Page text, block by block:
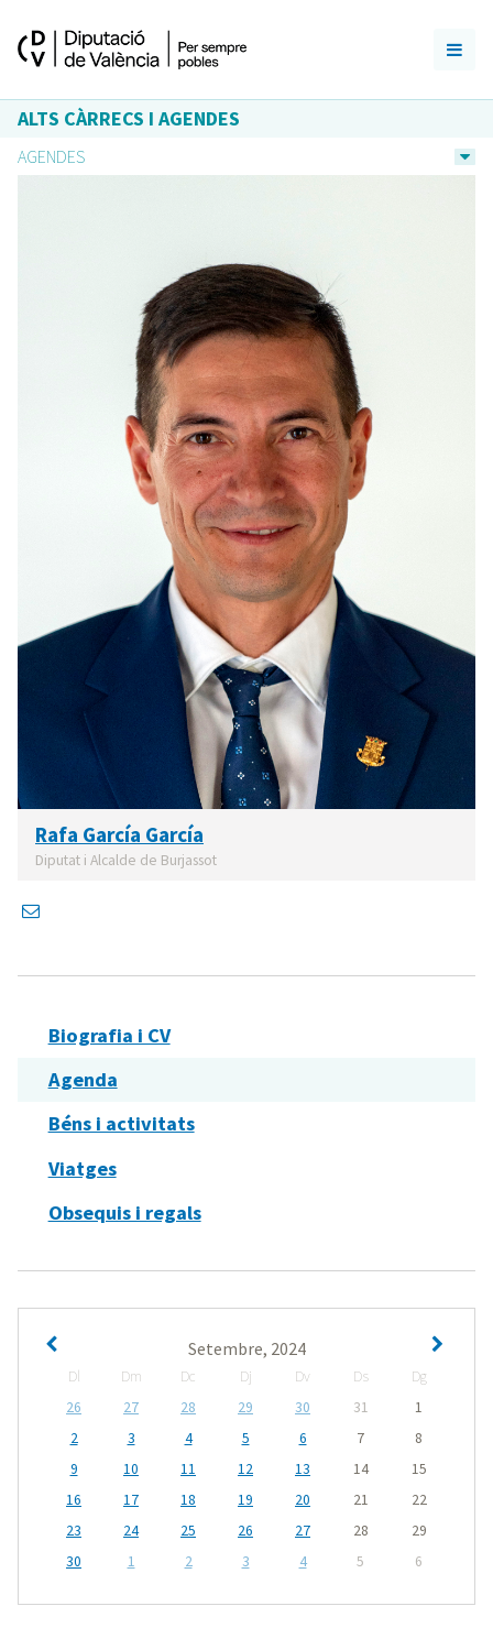
ALTS CÀRRECS I AGENDES
AGENDES
Rafa García García
Diputat i Alcalde de Burjassot
Biografia i CV
Agenda
Béns i activitats
Viatges
Obsequis i regals
Setembre, 2024
Dl Dm Dc Dj Dv Ds
Dg
26
27 28 29 30 31
1
2
3 4 5 6 7
8
9
10 11 12 13 14
15
16
17 18 19 20 21
22
23
24 25 26 27 28
29
30
1 2 3 4 5 6